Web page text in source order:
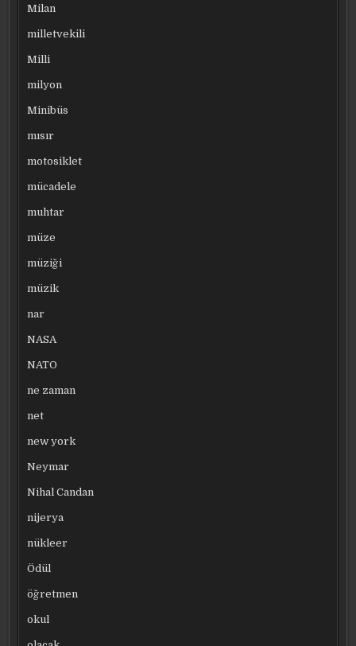
Milan
milletvekili
Milli
milyon
Minibüs
mısır
motosiklet
mücadele
muhtar
müze
müziği
müzik
nar
NASA
NATO
ne zaman
net
new york
Neymar
Nihal Candan
nijerya
nükleer
Ödül
öğretmen
okul